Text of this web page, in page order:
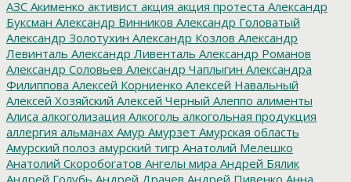
АЗС Акименко активист акция акция протеста Александр
Буксман Александр Винников Александр Головатый
Александр Золотухин Александр Козлов Александр
Левинталь Александр Ливенталь Александр Романов
Александр Соловьев Александр Чаплыгин Александра
Филиппова Алексей Корниенко Алексей Навальный
Алексей Хозяйский Алексей Черный Алеппо алименты
Алиса алкоголизация Алкоголь алкогольная продукция
аллергия альманах Амур Амурзет Амурская область
Амурский полоз амурский тигр Анатолий Мелешко
Анатолий Скоробогатов Ангелы мира Андрей Бялик
Андрей Голубь Андрей Драчев Андрей Пивенко Анна